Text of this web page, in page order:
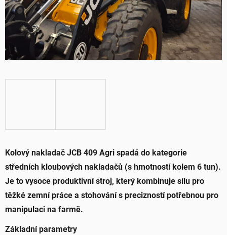
Kolový nakladač JCB 409 Agri spadá do kategorie
středních kloubových nakladačů (s hmotností kolem 6 tun).
Je to vysoce produktivní stroj, který kombinuje sílu pro
těžké zemní práce a stohování s precizností potřebnou pro
manipulaci na farmě.
Základní parametry